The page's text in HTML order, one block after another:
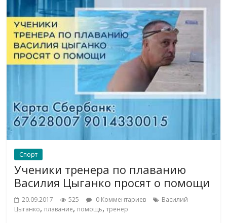
Спорт
Ученики тренера по плаванию
Василия Цыганко просят о помощи
20.09.2017 525 0 Комментариев
Василий
Цыганко, плавание, помощь,тренер